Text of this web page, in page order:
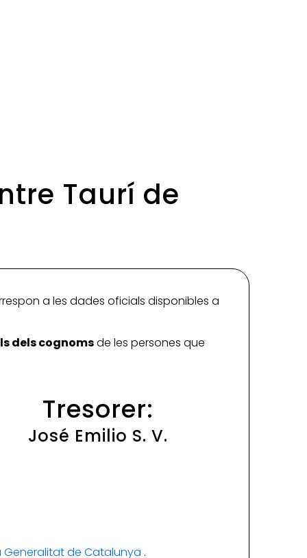
Taurí de
a les dades oficials disponibles a
dels cognomsde les persones que
Tresorer:
José Emilio S. V.
Generalitat de Catalunya .